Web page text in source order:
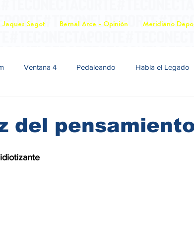
Sagot Bernal Arce - Opinión Meridiano
Ventana 4 Pedaleando Habla el Legado
del